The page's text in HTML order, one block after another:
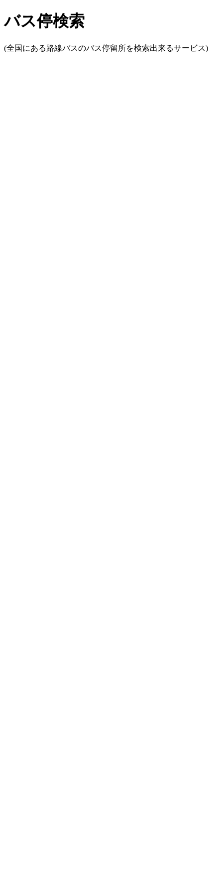
バス停検索
(全国にある路線バスのバス停留所を検索出来るサービス)